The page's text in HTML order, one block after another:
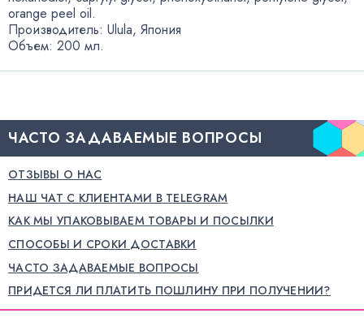
orange peel oil.
Производитель: Ulula, Япония
Объем: 200 мл.
ЧАСТО ЗАДАВАЕМЫЕ ВОПРОСЫ
ОТЗЫВЫ О НАС
НАШ ЧАТ С КЛИЕНТАМИ В TELEGRAM
КАК МЫ УПАКОВЫВАЕМ ТОВАРЫ И ПОСЫЛКИ
СПОСОБЫ И СРОКИ ДОСТАВКИ
ЧАСТО ЗАДАВАЕМЫЕ ВОПРОСЫ
ПРИДЕТСЯ ЛИ ПЛАТИТЬ ПОШЛИНУ ПРИ ПОЛУЧЕНИИ?